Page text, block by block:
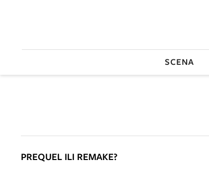
SCENA
PREQUEL ILI REMAKE?